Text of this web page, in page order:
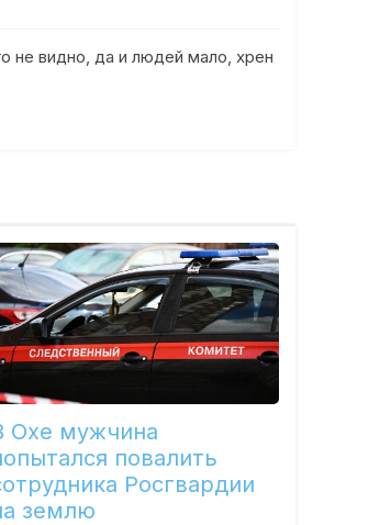
не видно, да и людей мало, хрен
Охе мужчина
повалить
Росгвардии
землю